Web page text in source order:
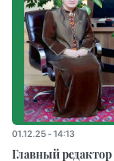
01.12.25 - 14:13
Главный